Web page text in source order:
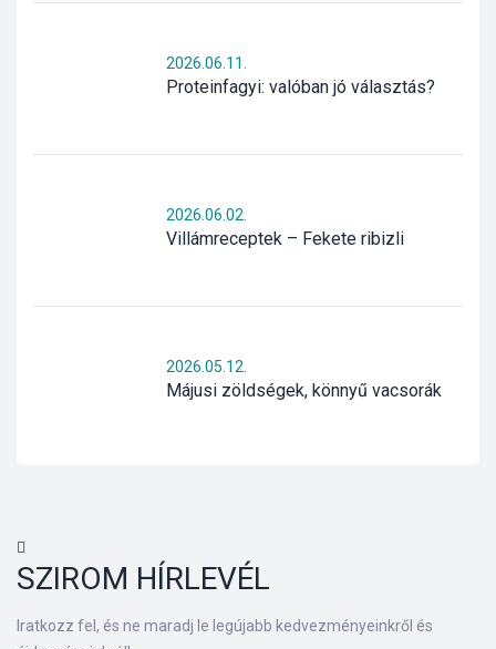
Proteinfagyi: valóban jó választás?
2026.06.11.
Villámreceptek – Fekete ribizli
2026.06.02.
Májusi zöldségek, könnyű vacsorák
2026.05.12.
SZIROM HÍRLEVÉL
Iratkozz fel, és ne maradj le legújabb kedvezményeinkről és